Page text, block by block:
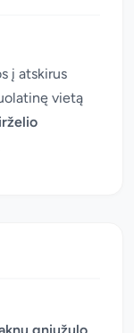
į atskirus
vietą